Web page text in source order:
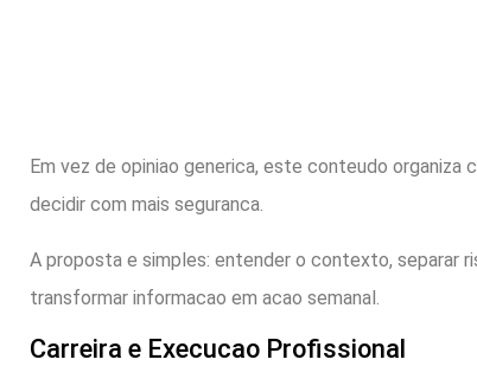
Em vez de opiniao generica, este conteudo organiza
decidir com mais seguranca.
A proposta e simples: entender o contexto, separar
transformar informacao em acao semanal.
Carreira e Execucao Profissional